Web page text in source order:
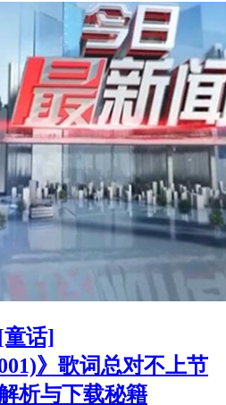
话]
》歌词总对不上节
析与下载秘籍